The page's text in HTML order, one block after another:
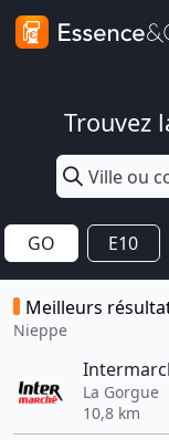
Trouvez
GO E10
Meilleurs
Nieppe
La Gorgue
10,8 km